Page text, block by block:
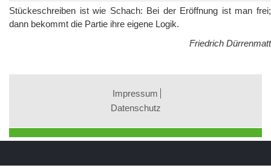
Stückeschreiben ist wie Schach: Bei der Eröffnung ist man frei;
dann bekommt die Partie ihre eigene Logik.
Friedrich Dürrenmatt
Impressum
Datenschutz